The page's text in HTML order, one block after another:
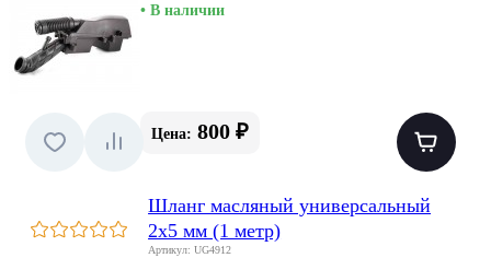
• В наличии
Цена: 800 ₽
Шланг масляный универсальный
2х5 мм (1 метр)
Артикул: UG4912